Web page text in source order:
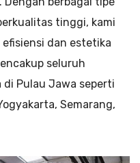
tinggi, kami
dan estetika
seluruh
Pulau Jawa seperti
Semarang,